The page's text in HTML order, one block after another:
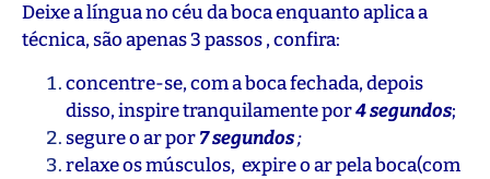
Deixe a língua no céu da boca enquanto aplica a
técnica, são apenas 3 passos , confira:
concentre-se, com a boca fechada, depois
disso, inspire tranquilamente por4 segundos;
segure o ar por7 segundos;
relaxe os músculos, expire o ar pela boca(com